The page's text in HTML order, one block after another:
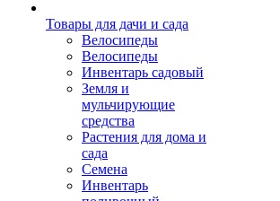
Товары для дачи и сада
Велосипеды
Велосипеды
Инвентарь садовый
Земля и
мульчирующие
средства
Растения для дома и
сада
Семена
Инвентарь